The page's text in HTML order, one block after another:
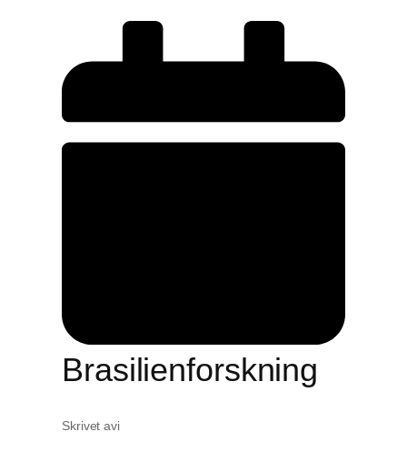
Brasilienforskning
Skrivet avi